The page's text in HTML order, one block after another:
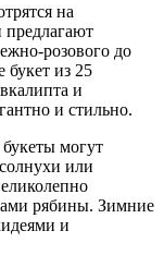
на
предлагают
розового до
букет из 25
и
и стильно.
могут
или
рябины. Зимние
и